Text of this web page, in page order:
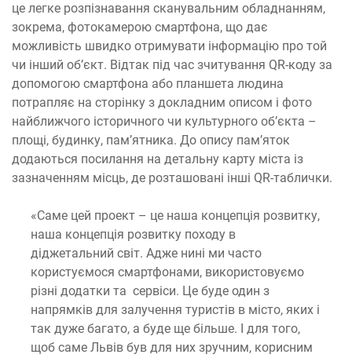
це легке розпізнавання сканувальним обладнанням,
зокрема, фотокамерою смартфона, що дає
можливість швидко отримувати інформацію про той
чи інший об’єкт. Відтак під час зчитування QR-коду за
допомогою смартфона або планшета людина
потрапляє на сторінку з докладним описом і фото
найближчого історичного чи культурного об’єкта –
площі, будинку, пам’ятника. До опису пам’яток
додаються посилання на детальну карту міста із
зазначенням місць, де розташовані інші QR-таблички.
«Саме цей проект – це наша концепція розвитку,
наша концепція розвитку походу в
діджетальний світ. Адже нині ми часто
користуємося смартфонами, використовуємо
різні додатки та сервіси. Це буде один з
напрямків для залучення туристів в місто, яких і
так дуже багато, а буде ще більше. І для того,
щоб саме Львів був для них зручним, корисним